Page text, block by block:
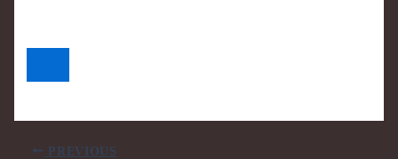
PREVIOUS